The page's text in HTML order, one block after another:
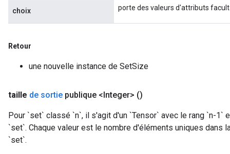
choix porte des valeurs d'attributs
Retour
une nouvelle instance de SetSize
taille de sortie publique <Integer> ()
Pour `set` classé `n`, il s'agit d'un `Tensor` avec le rang `n-
`set`. Chaque valeur est le nombre d'éléments uniques dans
`set`.